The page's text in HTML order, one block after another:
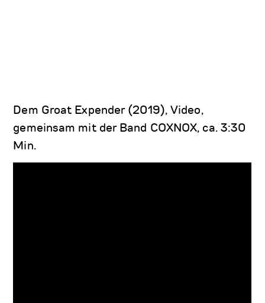
Dem Groat Expender (2019), Video,
gemeinsam mit der Band COXNOX, ca. 3:30
Min.